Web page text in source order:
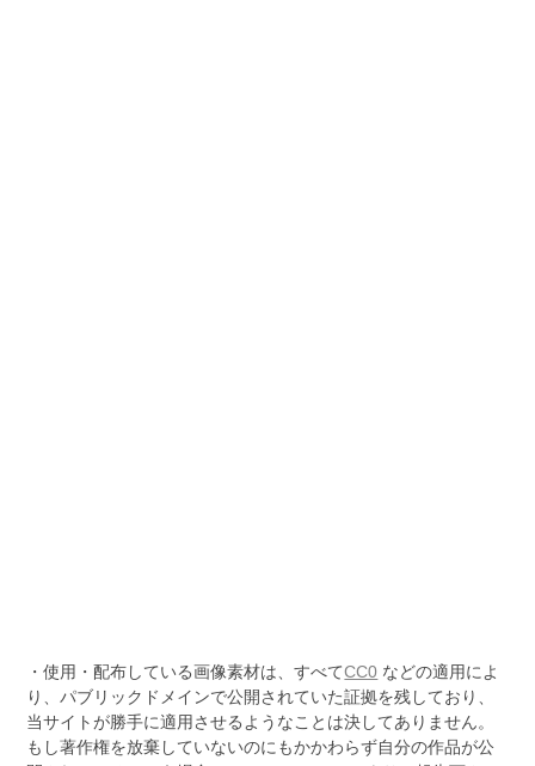
・使用・配布している画像素材は、すべてCC0 などの適用によ
り、パブリックドメインで公開されていた証拠を残しており、
当サイトが勝手に適用させるようなことは決してありません。
もし著作権を放棄していないのにもかかわらず自分の作品が公